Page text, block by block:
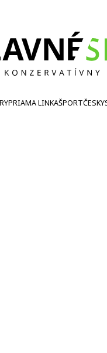
PRIAMA LINKAŠPORTČESKY